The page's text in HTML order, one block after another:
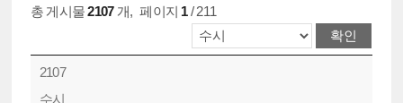
총 게시물2107개, 페이지 1/ 211
2107
수시